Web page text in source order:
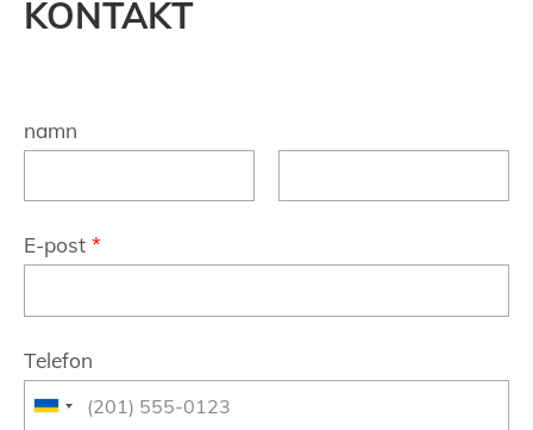
KONTAKT
namn
E-post *
Telefon